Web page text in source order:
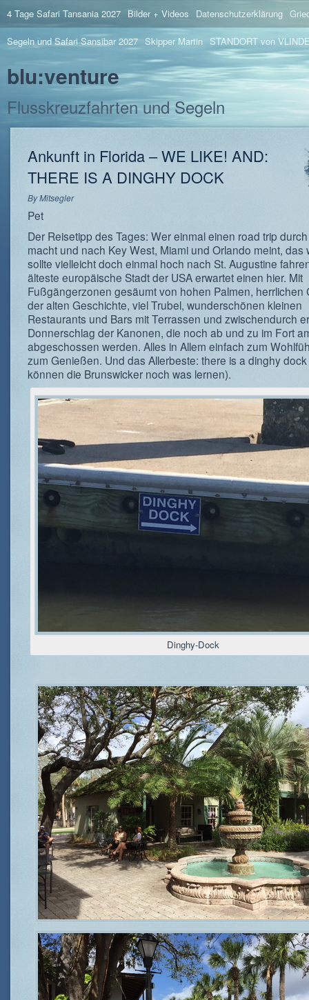
4 Tage Safari Tansania 2027 Bilder + Videos Datenschutzerklärung
Segeln und Safari Sansibar 2027 Skipper Martin STANDORT von
blu:venture
Flusskreuzfahrten und Segeln
Ankunft in Florida – WE LIKE! AND:
THERE IS A DINGHY DOCK
ByMitsegler
Pet
Der Reisetipp des Tages: Wer einmal einen road trip
macht und nach Key West, Miami und Orlando meint, das
sollte vielleicht doch einmal hoch nach St. Augustine
älteste europäische Stadt der USA erwartet einen hier. Mit
Fußgängerzonen gesäumt von hohen Palmen, herrlichen
der alten Geschichte, viel Trubel, wunderschönen kleinen
Restaurants und Bars mit Terrassen und zwischendurch
Donnerschlag der Kanonen, die noch ab und zu im Fort
abgeschossen werden. Alles in Allem einfach zum
zum Genießen. Und das Allerbeste: there is a dinghy
können die Brunswicker noch was lernen).
Dinghy-Dock